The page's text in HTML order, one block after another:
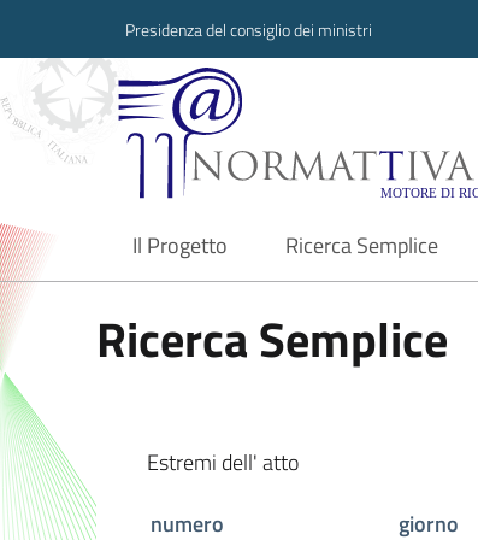
Presidenza del consiglio dei ministri
Normattiva
Il Progetto
current Ricerca Semplice
Ricerca Semplice
Estremi dell' atto
numero
giorno